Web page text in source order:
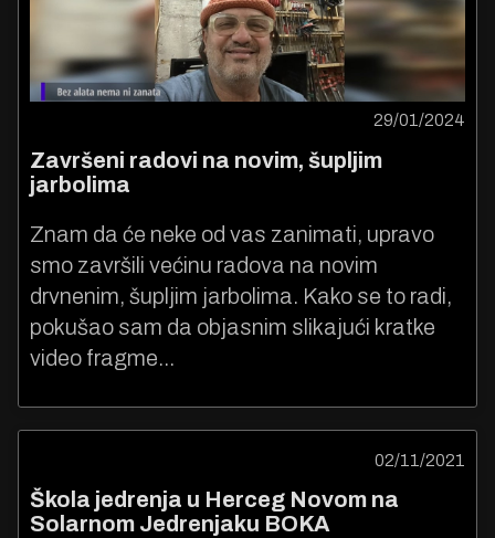
29/01/2024
Završeni radovi na novim, šupljim
jarbolima
Znam da će neke od vas zanimati, upravo
smo završili većinu radova na novim
drvnenim, šupljim jarbolima. Kako se to radi,
pokušao sam da objasnim slikajući kratke
video fragme...
02/11/2021
Škola jedrenja u Herceg Novom na
Solarnom Jedrenjaku BOKA